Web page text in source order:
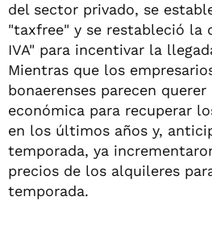
del sector privado, se
"taxfree" y se restableció la
IVA" para incentivar la
Mientras que los
bonaerenses parecen
económica para recuperar
en los últimos años y,
temporada, ya
precios de los alquileres
temporada.